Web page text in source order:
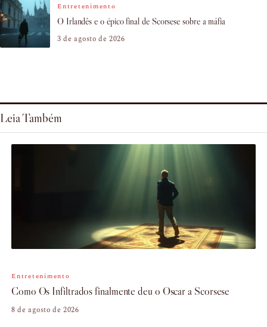
Entretenimento
O Irlandês e o épico final de Scorsese sobre a máfia
3 de agosto de 2026
Leia Também
Entretenimento
Como Os Infiltrados finalmente deu o Oscar a Scorsese
8 de agosto de 2026